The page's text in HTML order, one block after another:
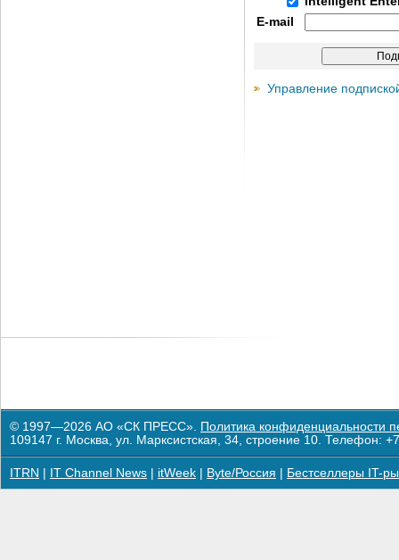
E-mail
Управление
© 1997—2026 АО «СК ПРЕСС». Политика конфиденциальности
109147 г. Москва, ул. Марксистская, 34, строение 10. Телефон:
ITRN IT Channel News itWeek Byte/Россия Бестселлеры IT-